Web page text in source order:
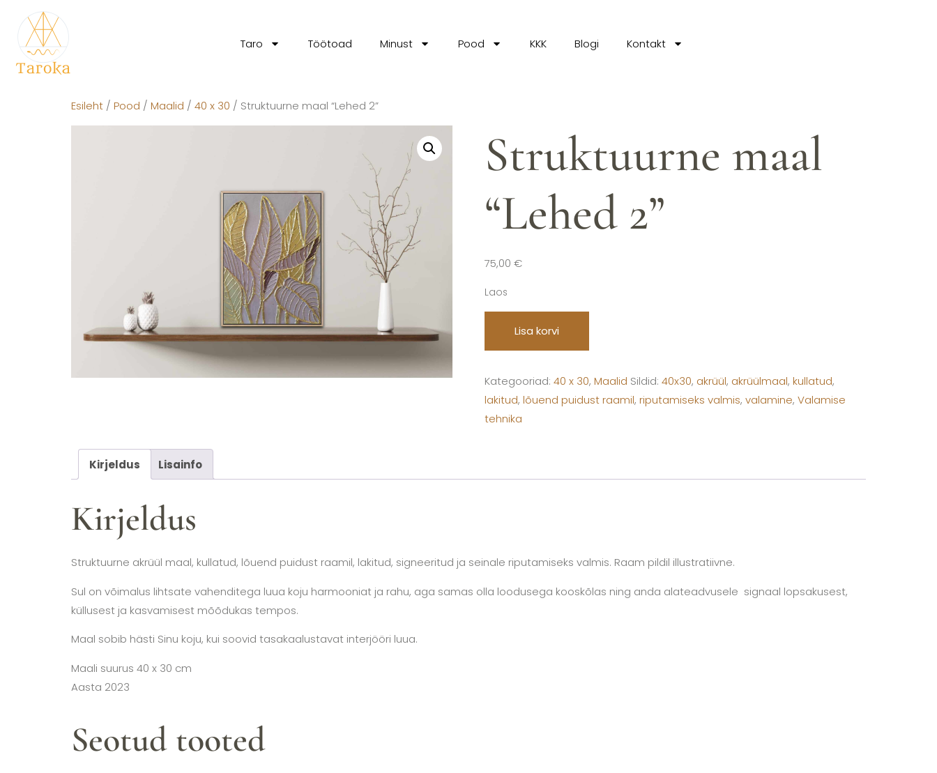
Taro Töötoad Minust Pood KKK Blogi Kontakt
Esileht / Pood / Maalid / 40 x 30 / Struktuurne maal “Lehed 2”
Struktuurne maal
“Lehed 2”
75,00 €
Laos
Lisa korvi
Kategooriad: 40 x 30, Maalid Sildid: 40x30, akrüül, akrüülmaal, kullatud,
lakitud, lõuend puidust raamil, riputamiseks valmis, valamine, Valamise
tehnika
Kirjeldus Lisainfo
Kirjeldus
Struktuurne akrüül maal, kullatud, lõuend puidust raamil, lakitud, signeeritud ja seinale riputamiseks valmis. Raam pildil illustratiivne.
Sul on võimalus lihtsate vahenditega luua koju harmooniat ja rahu, aga samas olla loodusega kooskõlas ning anda alateadvusele signaal lopsakusest,
küllusest ja kasvamisest mõõdukas tempos.
Maal sobib hästi Sinu koju, kui soovid tasakaalustavat interjööri luua.
Maali suurus 40 x 30 cm
Aasta 2023
Seotud tooted